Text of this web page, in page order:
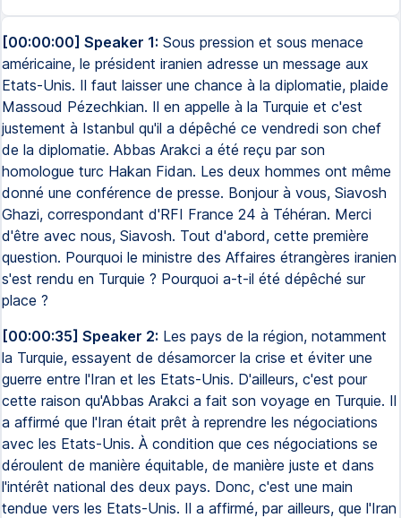
[00:00:00] Speaker 1: Sous pression et sous menace
américaine, le président iranien adresse un message aux
Etats-Unis. Il faut laisser une chance à la diplomatie, plaide
Massoud Pézechkian. Il en appelle à la Turquie et c'est
justement à Istanbul qu'il a dépêché ce vendredi son chef
de la diplomatie. Abbas Arakci a été reçu par son
homologue turc Hakan Fidan. Les deux hommes ont même
donné une conférence de presse. Bonjour à vous, Siavosh
Ghazi, correspondant d'RFI France 24 à Téhéran. Merci
d'être avec nous, Siavosh. Tout d'abord, cette première
question. Pourquoi le ministre des Affaires étrangères iranien
s'est rendu en Turquie ? Pourquoi a-t-il été dépêché sur
place ?
[00:00:35] Speaker 2: Les pays de la région, notamment
la Turquie, essayent de désamorcer la crise et éviter une
guerre entre l'Iran et les Etats-Unis. D'ailleurs, c'est pour
cette raison qu'Abbas Arakci a fait son voyage en Turquie. Il
a affirmé que l'Iran était prêt à reprendre les négociations
avec les Etats-Unis. À condition que ces négociations se
déroulent de manière équitable, de manière juste et dans
l'intérêt national des deux pays. Donc, c'est une main
tendue vers les Etats-Unis. Il a affirmé, par ailleurs, que l'Iran